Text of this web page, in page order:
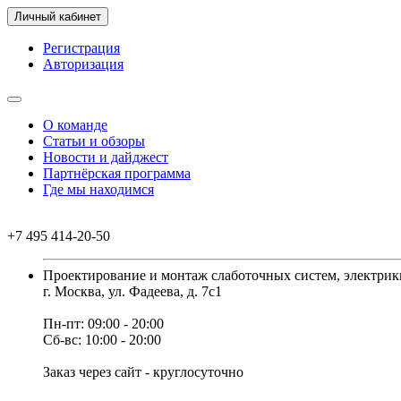
Личный кабинет
Регистрация
Авторизация
О команде
Статьи и обзоры
Новости и дайджест
Партнёрская программа
Где мы находимся
+7 495 414-20-50
Проектирование и монтаж слаботочных систем,
г. Москва, ул. Фадеева, д. 7с1
Пн-пт: 09:00 - 20:00
Сб-вс: 10:00 - 20:00
Заказ через сайт - круглосуточно